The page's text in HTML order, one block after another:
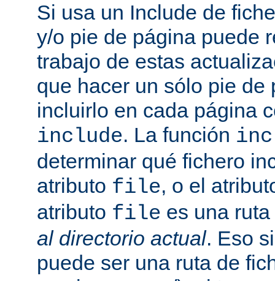
Si usa un Include de
y/o pie de página puede
trabajo de estas
que hacer un sólo pie de
incluirlo en cada página
include. La función
determinar qué fichero
atributo file, o el
atributo file es una
al directorio actual. Eso
puede ser una ruta de